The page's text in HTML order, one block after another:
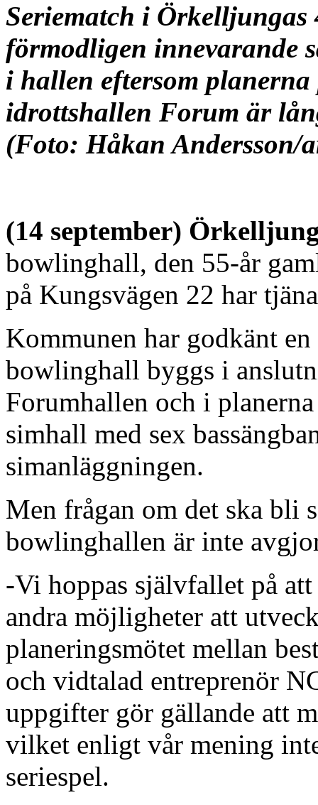
Seriematch i
förmodligen innevarande
i hallen eftersom
idrottshallen Forum är
(Foto: Håkan Andersson/
(14 september)
bowlinghall, den 55-år
på Kungsvägen 22 har
Kommunen har godkänt
bowlinghall byggs i
Forumhallen och i
simhall med sex
simanläggningen.
Men frågan om det ska bli
bowlinghallen är inte
-Vi hoppas självfallet på
andra möjligheter att
planeringsmötet mellan
och vidtalad entreprenör
uppgifter gör gällande att
vilket enligt vår mening
seriespel.